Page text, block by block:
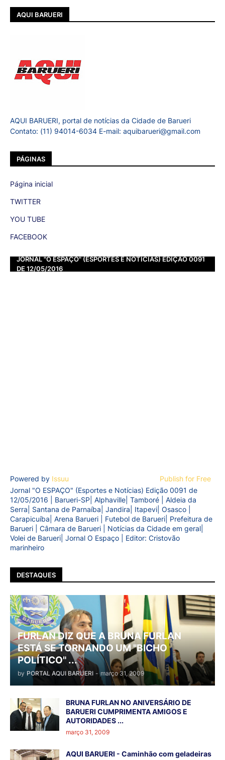
AQUI BARUERI
AQUI BARUERI, portal de notícias da Cidade de Barueri
Contato: (11) 94014-6034 E-mail: aquibarueri@gmail.com
PÁGINAS
Página inicial
TWITTER
YOU TUBE
FACEBOOK
JORNAL "O ESPAÇO" (ESPORTES E NOTÍCIAS) EDIÇÃO 0091
DE 12/05/2016
Powered by Issuu
Publish for Free
Jornal "O ESPAÇO" (Esportes e Notícias) Edição 0091 de
12/05/2016 | Barueri-SP| Alphaville| Tamboré | Aldeia da
Serra| Santana de Parnaíba| Jandira| Itapevi| Osasco |
Carapicuíba| Arena Barueri | Futebol de Barueri| Prefeitura de
Barueri | Câmara de Barueri | Notícias da Cidade em geral|
Volei de Barueri| Jornal O Espaço | Editor: Cristovão
marinheiro
DESTAQUES
FURLAN DIZ QUE A BRUNA FURLAN
ESTÁ SE TORNANDO UM "BICHO
POLÍTICO" ...
by PORTAL AQUI BARUERI - março 31, 2009
BRUNA FURLAN NO ANIVERSÁRIO DE
BARUERI CUMPRIMENTA AMIGOS E
AUTORIDADES ...
março 31, 2009
AQUI BARUERI - Caminhão com geladeiras